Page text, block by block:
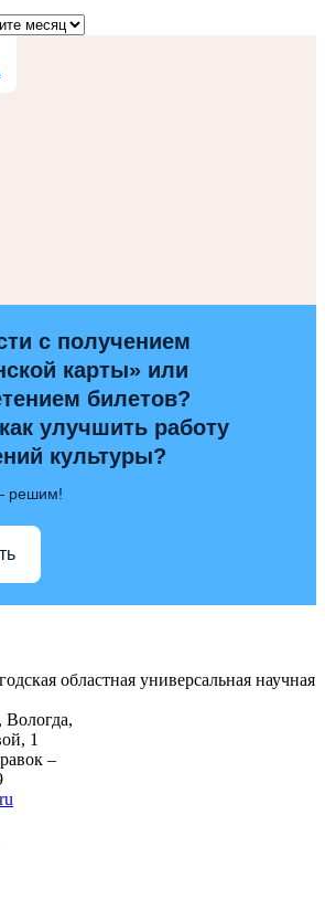
с получением
карты» или
билетов?
улучшить работу
культуры?
решим!
областная универсальная научная
Вологда,
1
–